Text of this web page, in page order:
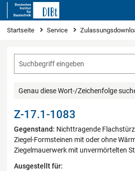
Sie sind hier
Startseite Service
Genau diese Wort-/Zeichenfolge
Z-17.1-1083
Gegenstand: Nichttragende
Ziegel-Formsteinen mit oder ohne
Ziegelmauerwerk mit unvermörtelten
Ausgestellt für: